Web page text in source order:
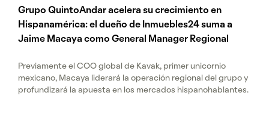
Grupo QuintoAndar acelera su crecimiento en
Hispanamérica: el dueño de Inmuebles24 suma a
Jaime Macaya como General Manager Regional
Previamente el COO global de Kavak, primer unicornio
mexicano, Macaya liderará la operación regional del grupo y
profundizará la apuesta en los mercados hispanohablantes.